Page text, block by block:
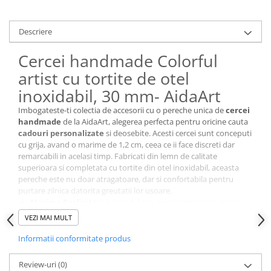
Personalizate
Vinuri Personalizate
Accesorii de Birou
Pixuri Personalizate
Mousepad-uri
Globuri de Birou
Agende A5
Agende A6
Planner / Jurnal
Articole pentru Casa Personalizate
Ceasuri Personalizate
Tablouri Personalizate
Rame Foto
Brichete Personalizate
Descriere
Cercei handmade Colorful
artist cu tortite de otel
inoxidabil, 30 mm- AidaArt
Imbogateste-ti colectia de accesorii cu o pereche unica decercei
handmade de la AidaArt, alegerea perfecta pentru oricine cauta
cadouri personalizate si deosebite. Acesti cercei sunt conceputi
cu grija, avand o marime de 1,2 cm, ceea ce ii face discreti dar
remarcabili in acelasi timp. Fabricati din lemn de calitate
superioara si completata cu tortite din otel inoxidabil, aceasta
pereche este nu doar atragatoare, dar si confortabila pentru
purtare zilnica datorita greutatii lor usoare.
strop de eleganta oricarei tinute.
Confortabili:
pentru o purtare fara efort pe tot parcursul zilei.
cosulet este unica, avand un design care atrage privirile.
VEZI MAI MULT
Informatii conformitate produs
Review-uri(0)